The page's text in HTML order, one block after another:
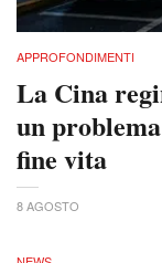
APPROFONDIMENTI
La Cina
un
fine vita
8 AGOSTO